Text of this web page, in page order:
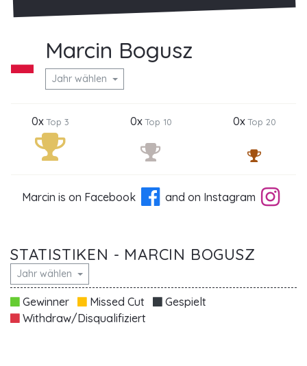
Marcin Bogusz
Jahr wählen
0xTop 3 0xTop 10 0xTop 20
Marcin is on Facebook and on Instagram
STATISTIKEN - MARCIN BOGUSZ
Jahr wählen
Gewinner Missed Cut
Gespielt
Withdraw/Disqualifiziert